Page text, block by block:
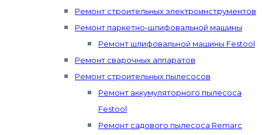
Ремонт строительных электроинструментов
Ремонт паркетно-шлифовальной машины
Ремонт шлифовальной машины Festool
Ремонт сварочных аппаратов
Ремонт строительных пылесосов
Ремонт аккумуляторного пылесоса
Festool
Ремонт садового пылесоса Remarc